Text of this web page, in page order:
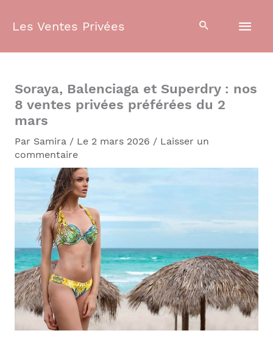
Les Ventes Privées
Soraya, Balenciaga et Superdry : nos
8 ventes privées préférées du 2
mars
Par Samira / Le 2 mars 2026 / Laisser un
commentaire